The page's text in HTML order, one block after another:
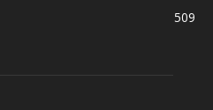
509